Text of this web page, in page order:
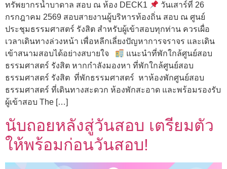
ทรัพยากรน้ำบาดาล สอบ ณ ห้อง DECK1
วันเสาร์ที่ 26
กรกฎาคม 2569 สอบสายงานผู้บริหารท้องถิ่น สอบ ณ ศูนย์
ประชุมธรรมศาสตร์ รังสิต สำหรับผู้เข้าสอบทุกท่าน ควรเผื่อ
เวลาเดินทางล่วงหน้า เพื่อหลีกเลี่ยงปัญหาการจราจร และเดิน
เข้าสนามสอบได้อย่างสบายใจ
แนะนำที่พักใกล้ศูนย์สอบ
ธรรมศาสตร์ รังสิต หากกำลังมองหา ที่พักใกล้ศูนย์สอบ
ธรรมศาสตร์ รังสิต ที่พักธรรมศาสตร์ หาห้องพักศูนย์สอบ
ธรรมศาสตร์ ที่เดินทางสะดวก ห้องพักสะอาด และพร้อมรองรับ
ผู้เข้าสอบ The […]
นับถอยหลังสู่วันสอบ เตรียมตัว
ให้พร้อมก่อนวันสอบ!